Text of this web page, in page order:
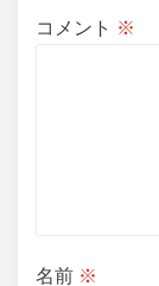
コメント ※
名前 ※